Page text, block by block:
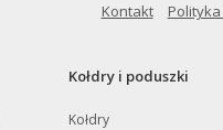
Kontakt
Kołdry i poduszki
Kołdry